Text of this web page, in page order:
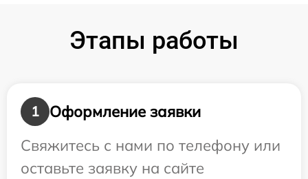
Этапы работы
1
Оформление заявки
Свяжитесь с нами по телефону или
оставьте заявку на сайте